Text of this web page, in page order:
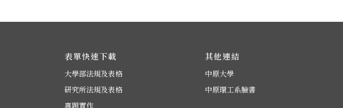
表單快速下載
大學部法規及表格
研究所法規及表格
專題實作
其他連結
中原大學
中原環工系臉書